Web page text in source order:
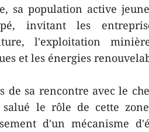
sa population active
invitant les
l'exploitation
et les énergies
de sa rencontre avec le
le rôle de cette
d'un mécanisme